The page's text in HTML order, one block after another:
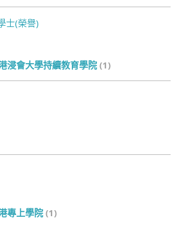
士(榮譽)
浸會大學持續教育學院 (1)
專上學院 (1)